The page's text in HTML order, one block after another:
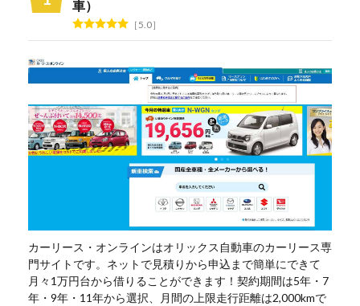
車）
5.0
カーリース・オンラインはオリックス自動車のカーリース専
門サイトです。ネットで見積りから申込まで簡単にできて
月々1万円台から借りることができます！契約期間は5年・7
年・9年・11年から選択、月間の上限走行距離は2,000kmで